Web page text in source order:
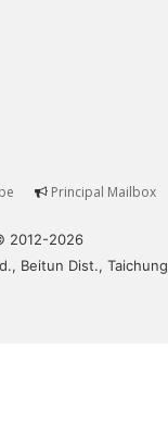
Principal Mailbox
2012-2026
Beitun Dist.,